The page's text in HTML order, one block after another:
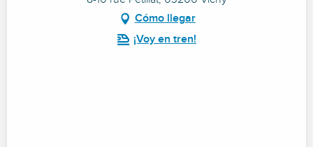
Cómo llegar
¡Voy en tren!